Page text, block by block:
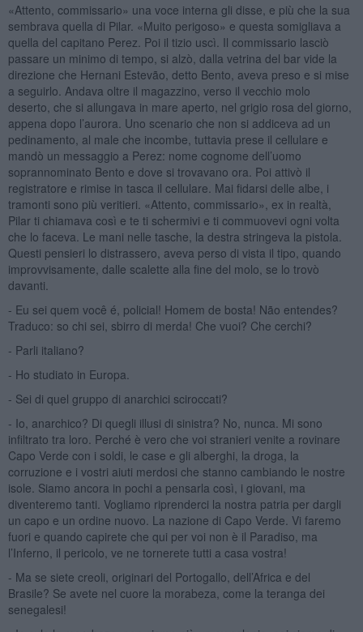
«Attento, commissario» una voce interna gli disse, e più che la sua
sembrava quella di Pilar. «Muito perigoso» e questa somigliava a
quella del capitano Perez. Poi il tizio uscì. Il commissario lasciò
passare un minimo di tempo, si alzò, dalla vetrina del bar vide la
direzione che Hernani Estevão, detto Bento, aveva preso e si mise
a seguirlo. Andava oltre il magazzino, verso il vecchio molo
deserto, che si allungava in mare aperto, nel grigio rosa del giorno,
appena dopo l’aurora. Uno scenario che non si addiceva ad un
pedinamento, al male che incombe, tuttavia prese il cellulare e
mandò un messaggio a Perez: nome cognome dell’uomo
soprannominato Bento e dove si trovavano ora. Poi attivò il
registratore e rimise in tasca il cellulare. Mai fidarsi delle albe, i
tramonti sono più veritieri. «Attento, commissario», ex in realtà,
Pilar ti chiamava così e te ti schermivi e ti commuovevi ogni volta
che lo faceva. Le mani nelle tasche, la destra stringeva la pistola.
Questi pensieri lo distrassero, aveva perso di vista il tipo, quando
improvvisamente, dalle scalette alla fine del molo, se lo trovò
davanti.
- Eu sei quem você é, policial! Homem de bosta! Não entendes?
Traduco: so chi sei, sbirro di merda! Che vuoi? Che cerchi?
- Parli italiano?
- Ho studiato in Europa.
- Sei di quel gruppo di anarchici sciroccati?
- Io, anarchico? Di quegli illusi di sinistra? No, nunca. Mi sono
infiltrato tra loro. Perché è vero che voi stranieri venite a rovinare
Capo Verde con i soldi, le case e gli alberghi, la droga, la
corruzione e i vostri aiuti merdosi che stanno cambiando le nostre
isole. Siamo ancora in pochi a pensarla così, i giovani, ma
diventeremo tanti. Vogliamo riprenderci la nostra patria per dargli
un capo e un ordine nuovo. La nazione di Capo Verde. Vi faremo
fuori e quando capirete che qui per voi non è il Paradiso, ma
l’Inferno, il pericolo, ve ne tornerete tutti a casa vostra!
- Ma se siete creoli, originari del Portogallo, dell’Africa e del
Brasile? Se avete nel cuore la morabeza, come la teranga dei
senegalesi!